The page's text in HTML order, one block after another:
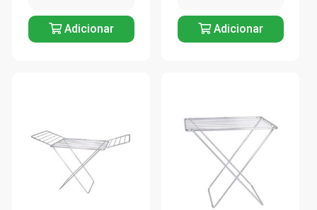
Adicionar Adicionar